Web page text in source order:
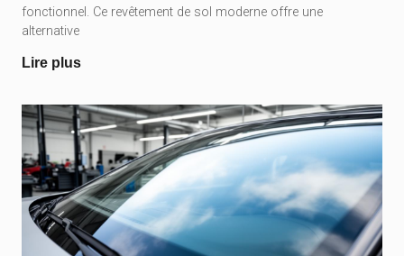
fonctionnel. Ce revêtement de sol moderne offre une
alternative
Lire plus